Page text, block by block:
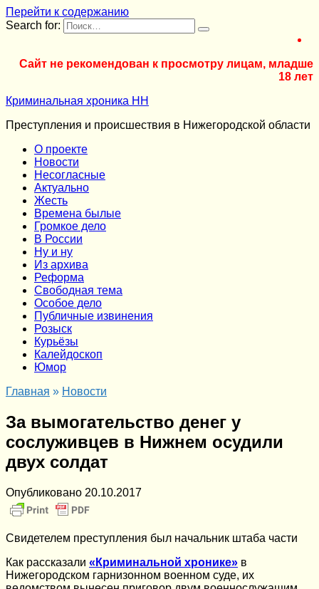
Перейти к содержанию
Search for:
Сайт не рекомендован к просмотру лицам, младше
18 лет
Криминальная хроника НН
Преступления и происшествия в Нижегородской области
О проекте
Новости
Несогласные
Актуально
Жесть
Времена былые
Громкое дело
В России
Ну и ну
Из архива
Реформа
Cвободная тема
Особое дело
Публичные извинения
Розыск
Курьёзы
Калейдоскоп
Юмор
Главная » Новости
За вымогательство денег у
сослуживцев в Нижнем осудили
двух солдат
Опубликовано 20.10.2017
Свидетелем преступления был начальник штаба части
Как рассказали «Криминальной хронике» в
Нижегородском гарнизонном военном суде, их